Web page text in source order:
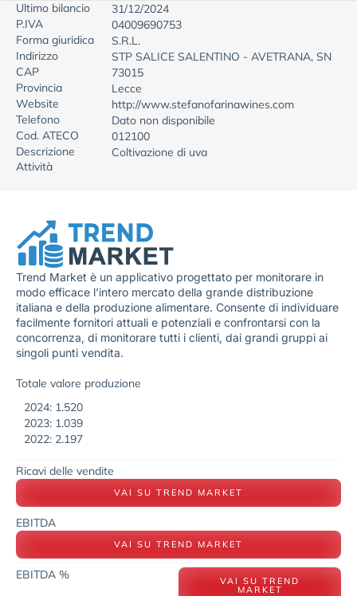
Ultimo bilancio
31/12/2024
P.IVA
04009690753
Forma giuridica
S.R.L.
Indirizzo
STP SALICE SALENTINO - AVETRANA, SN
CAP
73015
Provincia
Lecce
Website
http://www.stefanofarinawines.com
Telefono
Dato non disponibile
Cod. ATECO
012100
Descrizione
Attività
Coltivazione di uva
Trend Market è un applicativo progettato per monitorare in
modo efficace l’intero mercato della grande distribuzione
italiana e della produzione alimentare. Consente di individuare
facilmente fornitori attuali e potenziali e confrontarsi con la
concorrenza, di monitorare tutti i clienti, dai grandi gruppi ai
singoli punti vendita.
Totale valore produzione
2024: 1.520
2023: 1.039
2022: 2.197
Ricavi delle vendite
VAI SU TREND MARKET
EBITDA
VAI SU TREND MARKET
EBITDA % VAI SU TREND
MARKET